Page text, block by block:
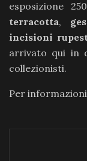
esposizione
terracotta,
incisioni
arrivato qui in
collezionisti.
Per